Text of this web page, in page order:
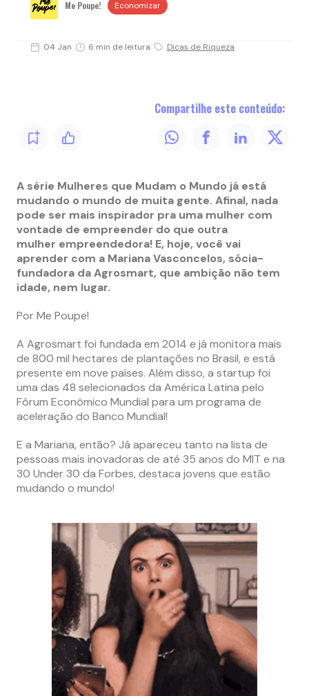
Me Poupe! Economizar
04 Jan 6 min de leitura Dicas de Riqueza
Compartilhe este conteúdo:
A série Mulheres que Mudam o Mundo já está
mudando o mundo de muita gente. Afinal, nada
pode ser mais inspirador pra uma mulher com
vontade de empreender do que outra
mulher empreendedora! E, hoje, você vai
aprender com a Mariana Vasconcelos, sócia-
fundadora da Agrosmart, que ambição não tem
idade, nem lugar.
Por Me Poupe!
A Agrosmart foi fundada em 2014 e já monitora mais
de 800 mil hectares de plantações no Brasil, e está
presente em nove países. Além disso, a startup foi
uma das 48 selecionados da América Latina pelo
Fórum Econômico Mundial para um programa de
aceleração do Banco Mundial!
E a Mariana, então? Já apareceu tanto na lista de
pessoas mais inovadoras de até 35 anos do MIT e na
30 Under 30 da Forbes, destaca jovens que estão
mudando o mundo!